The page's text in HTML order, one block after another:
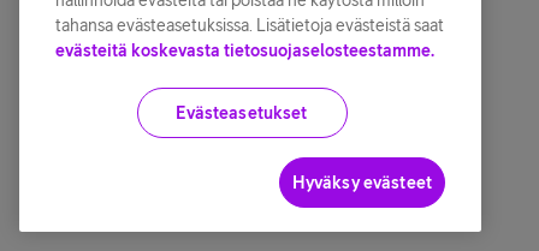
tahansa evästeasetuksissa. Lisätietoja evästeistä saat
evästeitä koskevasta tietosuojaselosteestamme.
Evästeasetukset
Hyväksy evästeet